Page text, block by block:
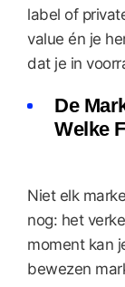
label of
value én je
dat je in
De
Welke
Niet elk
nog: het
moment kan
bewezen